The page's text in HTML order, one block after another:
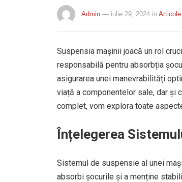
Admin — iulie 29, 2024 in Articole
Suspensia mașinii joacă un rol
responsabilă pentru absorbția
asigurarea unei manevrabilități
viață a componentelor sale, dar și
complet, vom explora toate
Înțelegerea
Sistemul de suspensie al unei
absorbi șocurile și a menține